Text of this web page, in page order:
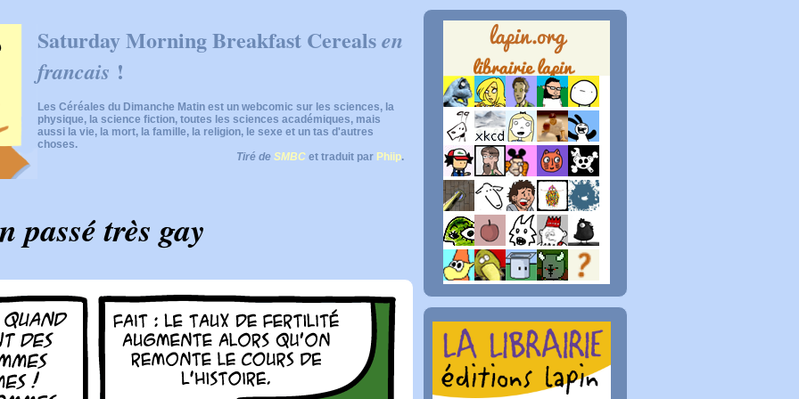
Saturday Morning Breakfast Cerealsen
francais !
Les Céréales du Dimanche Matin est un webcomic sur les sciences, la
physique, la science fiction, toutes les sciences académiques, mais
aussi la vie, la mort, la famille, la religion, le sexe et un tas d'autres
choses.
Tiré de SMBC et traduit par Phiip.
passé très gay